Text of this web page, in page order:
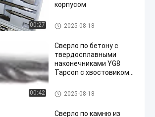
00:27
корпусом
Кирпичный Drill Bit
2025-08-18
00:42
Сверло по бетону с
твердосплавными
наконечниками YG8
Tapcon с хвостовиком
Кирпичный Drill Bit
2025-08-18
Сверло по камню из